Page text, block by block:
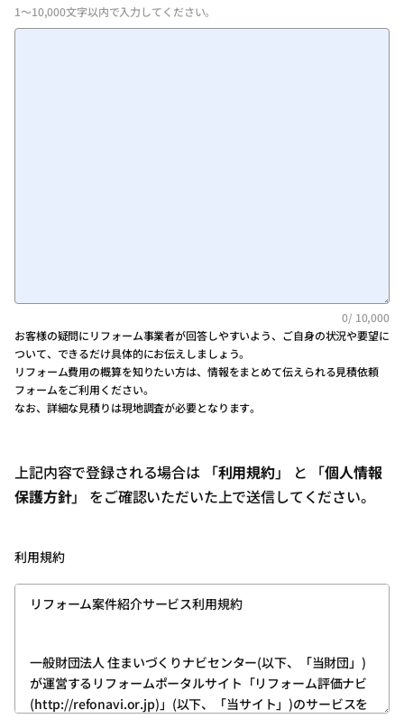
1～10,000文字以内で入力してください。
0/ 10,000
お客様の疑問にリフォーム事業者が回答しやすいよう、ご自身の状況や要望に
ついて、できるだけ具体的にお伝えしましょう。
リフォーム費用の概算を知りたい方は、情報をまとめて伝えられる見積依頼
フォームをご利用ください。
なお、詳細な見積りは現地調査が必要となります。
上記内容で登録される場合は 「利用規約」 と 「個人情報
保護方針」 をご確認いただいた上で送信してください。
利用規約
リフォーム案件紹介サービス利用規約
一般財団法人 住まいづくりナビセンター(以下、「当財団」)
が運営するリフォームポータルサイト「リフォーム評価ナビ
(http://refonavi.or.jp)」(以下、「当サイト」)のサービスを